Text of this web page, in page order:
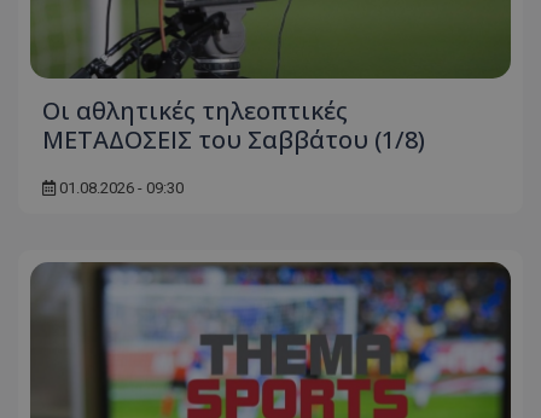
Οι αθλητικές τηλεοπτικές
ΜΕΤΑΔΟΣΕΙΣ του Σαββάτου (1/8)
01.08.2026 - 09:30